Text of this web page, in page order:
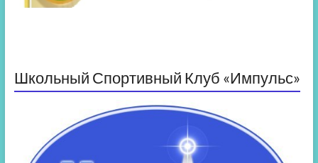
Школьный Спортивный Клуб «Импульс»